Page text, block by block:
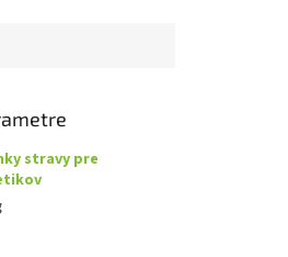
stravy pre